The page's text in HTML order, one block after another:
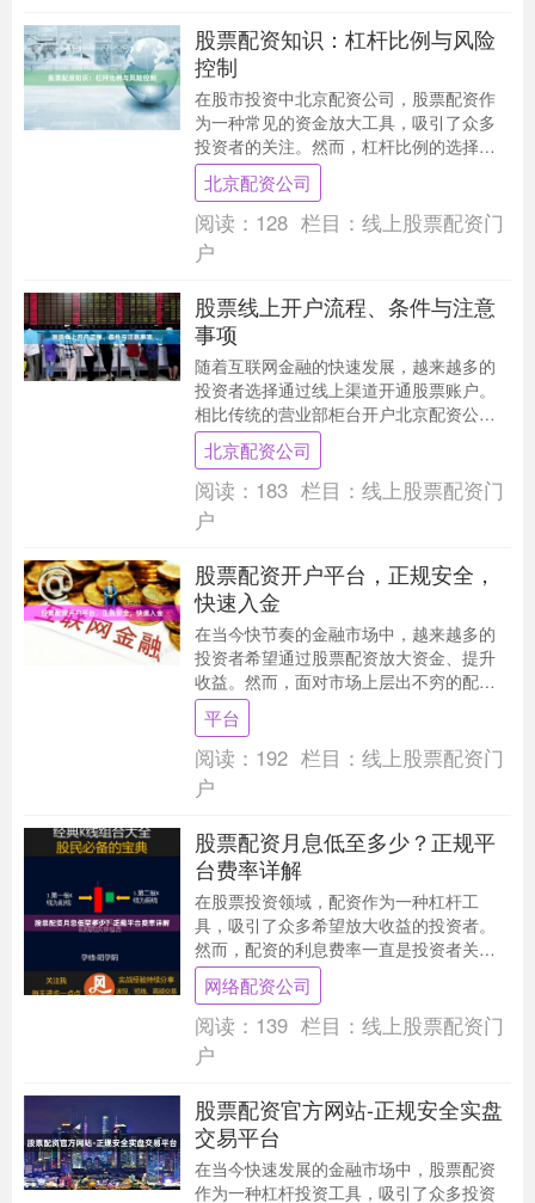
股票配资知识：杠杆比例与风险
控制
在股市投资中北京配资公司，股票配资作
为一种常见的资金放大工具，吸引了众多
投资者的关注。然而，杠杆比例的选择与
风险控制之间的平衡，是每位配资者必须
掌握的核心课题。....
北京配资公司
阅读： 128 栏目： 线上股票配资门
户
股票线上开户流程、条件与注意
事项
随着互联网金融的快速发展，越来越多的
投资者选择通过线上渠道开通股票账户。
相比传统的营业部柜台开户北京配资公
司，线上开户不仅省去了排队等待的时
间，还能随时随地完成....
北京配资公司
阅读： 183 栏目： 线上股票配资门
户
股票配资开户平台，正规安全，
快速入金
在当今快节奏的金融市场中，越来越多的
投资者希望通过股票配资放大资金、提升
收益。然而，面对市场上层出不穷的配资
平台，如何选择一个**正规安全、快速入金
**的股票配....
平台
阅读： 192 栏目： 线上股票配资门
户
股票配资月息低至多少？正规平
台费率详解
在股票投资领域，配资作为一种杠杆工
具，吸引了众多希望放大收益的投资者。
然而，配资的利息费率一直是投资者关注
的焦点。本文将详细解析股票配资的月息
水平，并深入探讨正....
网络配资公司
阅读： 139 栏目： 线上股票配资门
户
股票配资官方网站-正规安全实盘
交易平台
在当今快速发展的金融市场中，股票配资
作为一种杠杆投资工具，吸引了众多投资